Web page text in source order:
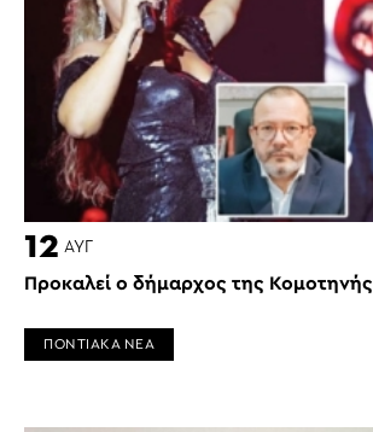
12 ΑΥΓ
Προκαλεί ο δήμαρχος της Κομοτηνής
ΠΟΝΤΙΑΚΑ ΝΕΑ